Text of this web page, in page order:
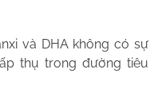
và DHA không có sự
thụ trong đường tiêu